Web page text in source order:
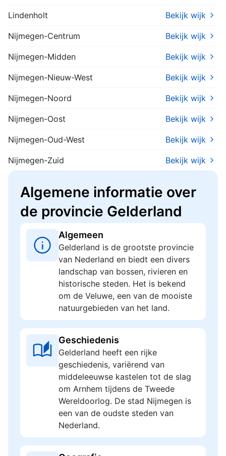
Lindenholt Bekijk wijk
Nijmegen-Centrum Bekijk wijk
Nijmegen-Midden Bekijk wijk
Nijmegen-Nieuw-West Bekijk wijk
Nijmegen-Noord Bekijk wijk
Nijmegen-Oost Bekijk wijk
Nijmegen-Oud-West Bekijk wijk
Nijmegen-Zuid Bekijk wijk
Algemene informatie over
de provincie Gelderland
Algemeen
Gelderland is de grootste provincie
van Nederland en biedt een divers
landschap van bossen, rivieren en
historische steden. Het is bekend
om de Veluwe, een van de mooiste
natuurgebieden van het land.
Geschiedenis
Gelderland heeft een rijke
geschiedenis, variërend van
middeleeuwse kastelen tot de slag
om Arnhem tijdens de Tweede
Wereldoorlog. De stad Nijmegen is
een van de oudste steden van
Nederland.